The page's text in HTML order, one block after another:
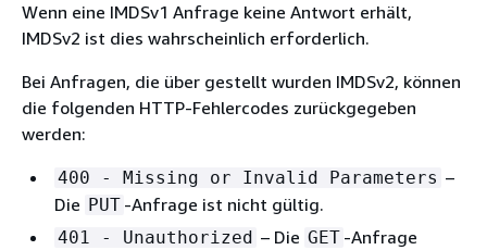
Wenn eine IMDSv1 Anfrage keine Antwort erhält,
IMDSv2 ist dies wahrscheinlich erforderlich.
Bei Anfragen, die über gestellt wurden IMDSv2, können
die folgenden HTTP-Fehlercodes zurückgegeben
werden:
400 - Missing or Invalid Parameters –
Die PUT -Anfrage ist nicht gültig.
401 - Unauthorized – Die GET -Anfrage